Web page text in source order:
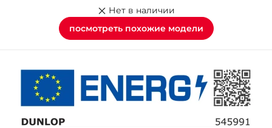
+38 (068)-923-74-19
- Калиновая
Нет в наличии
посмотреть похожие модели